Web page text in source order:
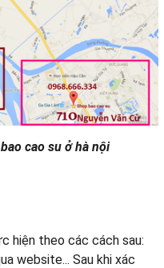
cao su ở hà nội
hiện theo các cách sau:
website... Sau khi xác